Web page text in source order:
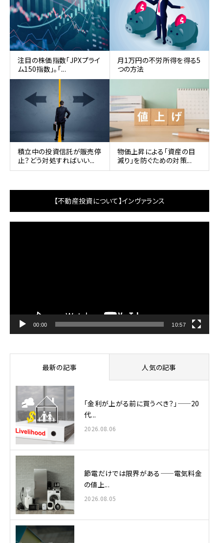
注目の株価指数「JPXプライ
ム150指数」。「...
月1万円の不労所得を得る5
つの方法
積立中の投資信託が販売停
止？どう対処すればいい...
物価上昇による「資産の目
減り」を防ぐための対策...
【不動産投資について】インヴァランス
00:00 10:57
最新の記事 人気の記事
「金利が上がる前に買うべき？」——20
代...
2026.08.06
節電だけでは限界がある——電気料金
の値上...
2026.08.05